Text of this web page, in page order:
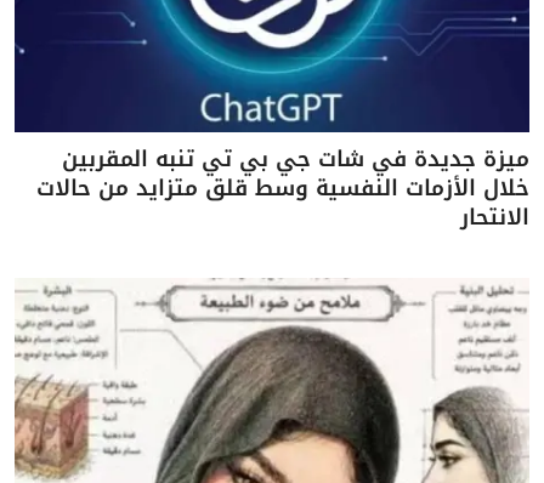
ميزة جديدة في شات جي بي تي تنبه المقربين
خلال الأزمات النفسية وسط قلق متزايد من حالات
الانتحار